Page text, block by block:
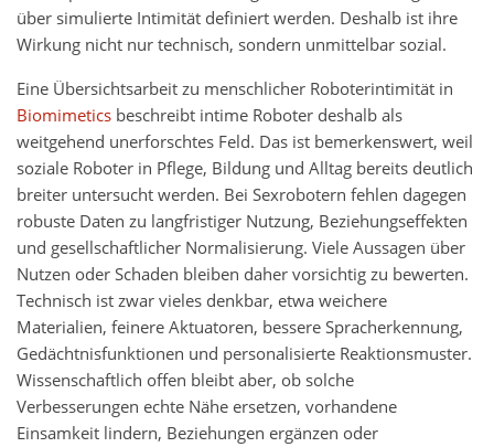
über simulierte Intimität definiert werden. Deshalb ist ihre
Wirkung nicht nur technisch, sondern unmittelbar sozial.
Eine Übersichtsarbeit zu menschlicher Roboterintimität in
Biomimetics beschreibt intime Roboter deshalb als
weitgehend unerforschtes Feld. Das ist bemerkenswert, weil
soziale Roboter in Pflege, Bildung und Alltag bereits deutlich
breiter untersucht werden. Bei Sexrobotern fehlen dagegen
robuste Daten zu langfristiger Nutzung, Beziehungseffekten
und gesellschaftlicher Normalisierung. Viele Aussagen über
Nutzen oder Schaden bleiben daher vorsichtig zu bewerten.
Technisch ist zwar vieles denkbar, etwa weichere
Materialien, feinere Aktuatoren, bessere Spracherkennung,
Gedächtnisfunktionen und personalisierte Reaktionsmuster.
Wissenschaftlich offen bleibt aber, ob solche
Verbesserungen echte Nähe ersetzen, vorhandene
Einsamkeit lindern, Beziehungen ergänzen oder